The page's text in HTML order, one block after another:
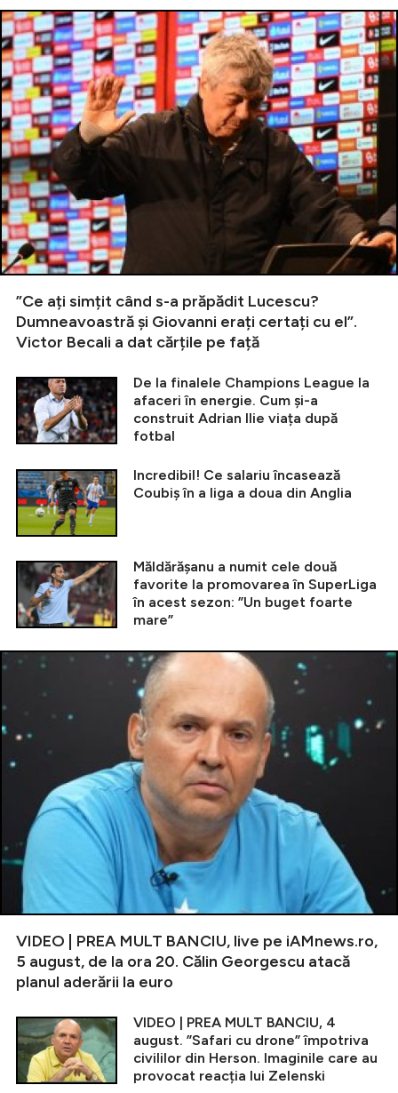
”Ce ați simțit când s-a prăpădit Lucescu?
Dumneavoastră și Giovanni erați certați cu el”.
Victor Becali a dat cărțile pe față
De la finalele Champions League la
afaceri în energie. Cum și-a
construit Adrian Ilie viața după
fotbal
Incredibil! Ce salariu încasează
Coubiș în a liga a doua din Anglia
Măldărășanu a numit cele două
favorite la promovarea în SuperLiga
în acest sezon: ”Un buget foarte
mare”
VIDEO | PREA MULT BANCIU, live pe iAMnews.ro,
5 august, de la ora 20. Călin Georgescu atacă
planul aderării la euro
VIDEO | PREA MULT BANCIU, 4
august. ”Safari cu drone” împotriva
civililor din Herson. Imaginile care au
provocat reacția lui Zelenski